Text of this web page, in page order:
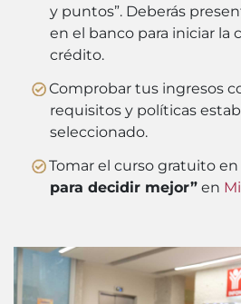
y puntos”. Deberás
en el banco para iniciar la
crédito.
Comprobar tus ingresos
requisitos y políticas
seleccionado.
Tomar el curso gratuito en
para decidir mejor” en